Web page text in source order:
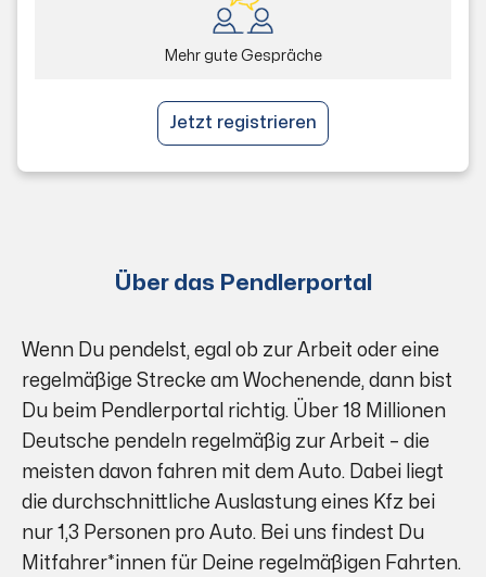
Mehr gute Gespräche
Jetzt registrieren
Über das Pendlerportal
Wenn Du pendelst, egal ob zur Arbeit oder eine
regelmäßige Strecke am Wochenende, dann bist
Du beim Pendlerportal richtig. Über 18 Millionen
Deutsche pendeln regelmäßig zur Arbeit – die
meisten davon fahren mit dem Auto. Dabei liegt
die durchschnittliche Auslastung eines Kfz bei
nur 1,3 Personen pro Auto. Bei uns findest Du
Mitfahrer*innen für Deine regelmäßigen Fahrten.